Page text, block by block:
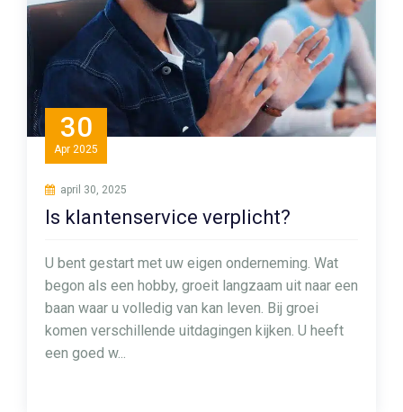
30
Apr 2025
april 30, 2025
Is klantenservice verplicht?
U bent gestart met uw eigen onderneming. Wat
begon als een hobby, groeit langzaam uit naar een
baan waar u volledig van kan leven. Bij groei
komen verschillende uitdagingen kijken. U heeft
een goed w...